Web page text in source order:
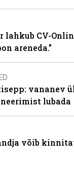
lahkub CV-
areneda.”
vananev
lubada
võib